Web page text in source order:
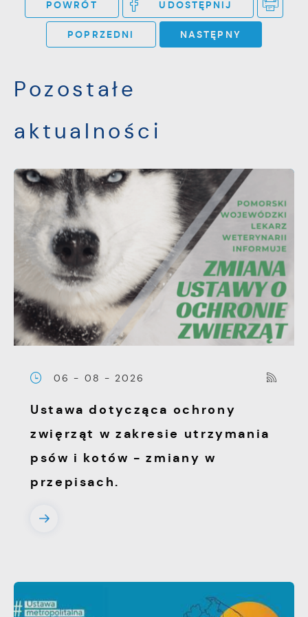
POWRÓT UDOSTĘPNIJ
POPRZEDNI NASTĘPNY
Pozostałe
aktualności
06 - 08 - 2026
Ustawa dotycząca ochrony
zwięrząt w zakresie utrzymania
psów i kotów - zmiany w
przepisach.
pojawić się na stronach podmiotów trzecich
lub firm będących naszymi partnerami oraz
treści w postaci wiadomości, ofert,